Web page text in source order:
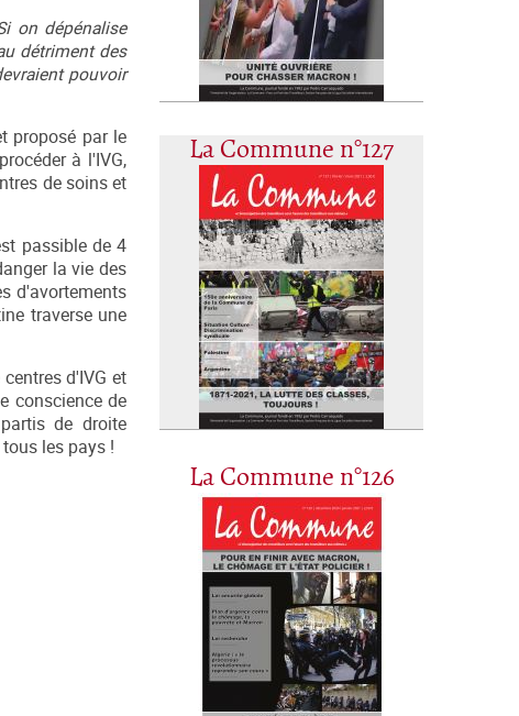
La Commune n°127
La Commune n°126
on dépénalise
détriment des
pouvoir
proposé par le
à l'IVG,
de soins et
passible de 4
la vie des
d'avortements
traverse une
d'IVG et
conscience de
de droite
les pays !